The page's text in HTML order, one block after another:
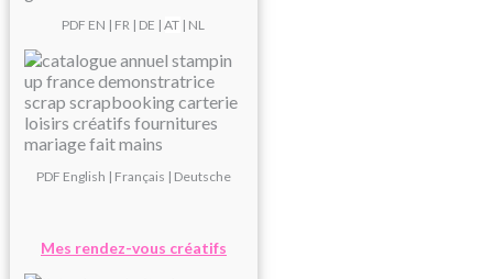
PDF EN | FR | DE | AT | NL
PDF English | Français | Deutsche
Mes rendez-vous créatifs